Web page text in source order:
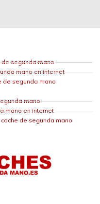
de segunda mano
mano en internet
de segunda mano
mano
mano en internet
de segunda mano